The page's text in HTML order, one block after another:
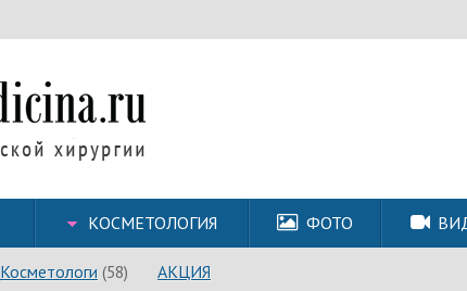
КОСМЕТОЛОГИЯ ФОТО
Косметологи (58) АКЦИЯ